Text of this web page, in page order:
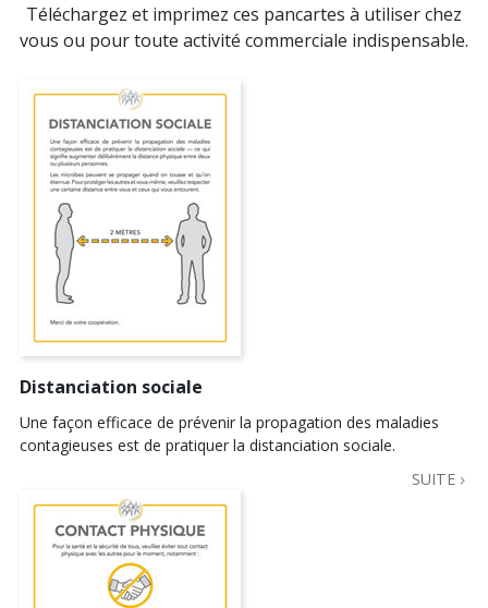
Téléchargez et imprimez ces pancartes à utiliser chez
vous ou pour toute activité commerciale indispensable.
Distanciation sociale
Une façon efficace de prévenir la propagation des maladies
contagieuses est de pratiquer la distanciation sociale.
SUITE